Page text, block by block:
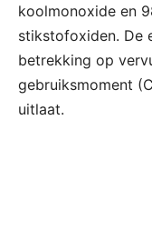
koolmonoxide en
stikstofoxiden. De
betrekking op
gebruiksmoment
uitlaat.